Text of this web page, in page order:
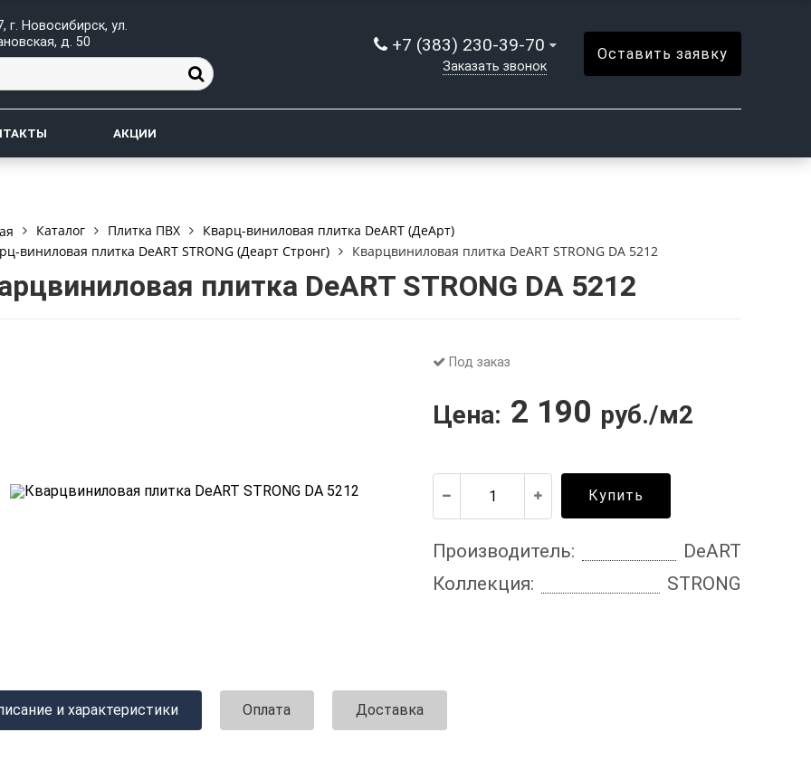
г. Новосибирск, ул.
д. 50
+7 (383) 230-39-70
Заказать звонок
Оставить заявку
АКЦИИ
Каталог Плитка ПВХ
Кварц-виниловая плитка DeART (ДеАрт)
виниловая плитка DeART STRONG (Деарт Стронг)
Кварцвиниловая плитка DeART STRONG DA 5212
плитка DeART STRONG DA 5212
Под заказ
Цена: 2 190 руб./м2
Купить
Производитель:
DeART
Коллекция:
STRONG
и характеристики Оплата Доставка